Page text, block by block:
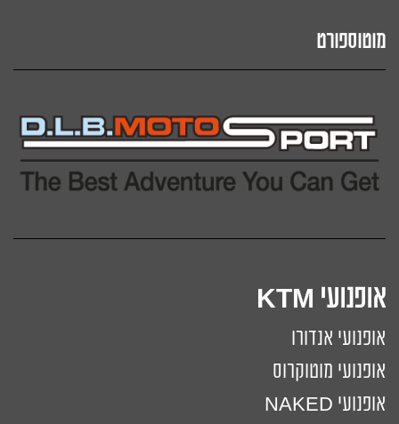
מוטוספורט
אופנועי KTM
אופנועי אנדורו
אופנועי מוטוקרוס
אופנועי NAKED